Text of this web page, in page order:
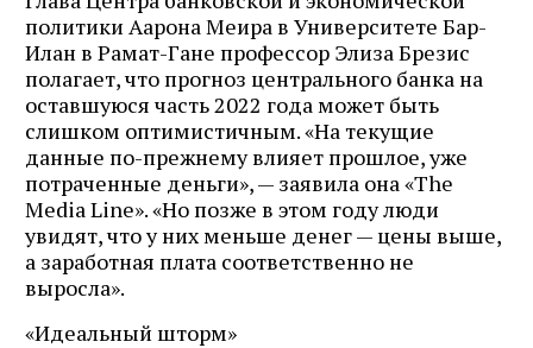
политики Аарона Меира в Университете Бар-
Илан в Рамат-Гане профессор Элиза Брезис
полагает, что прогноз центрального банка на
оставшуюся часть 2022 года может быть
слишком оптимистичным. «На текущие
данные по-прежнему влияет прошлое, уже
потраченные деньги», — заявила она «The
Media Line». «Но позже в этом году люди
увидят, что у них меньше денег — цены выше,
а заработная плата соответственно не
выросла».
«Идеальный шторм»